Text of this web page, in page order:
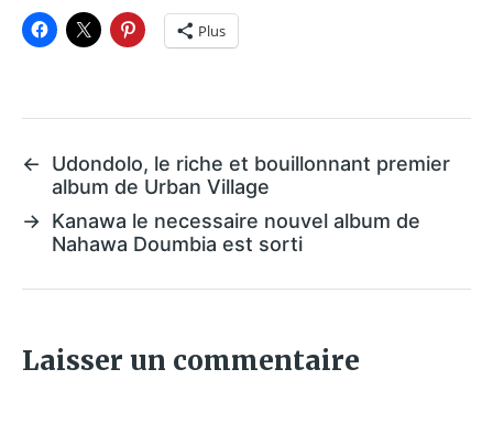
Plus
←
Udondolo, le riche et bouillonnant premier
album de Urban Village
→ Kanawa le necessaire nouvel album de
Nahawa Doumbia est sorti
Laisser un commentaire